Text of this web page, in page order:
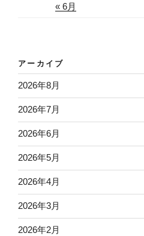
« 6月
アーカイブ
2026年8月
2026年7月
2026年6月
2026年5月
2026年4月
2026年3月
2026年2月